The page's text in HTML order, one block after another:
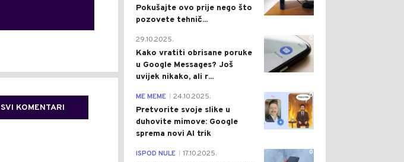
SVI KOMENTARI
Pokušajte ovo prije nego što
pozovete tehnič...
0
29.10.2025.
Kako vratiti obrisane poruke
u Google Messages? Još
uvijek nikako, ali r...
0
ME MEME 24.10.2025.
Pretvorite svoje slike u
duhovite mimove: Google
sprema novi AI trik
0
ISPOD NULE 17.10.2025.